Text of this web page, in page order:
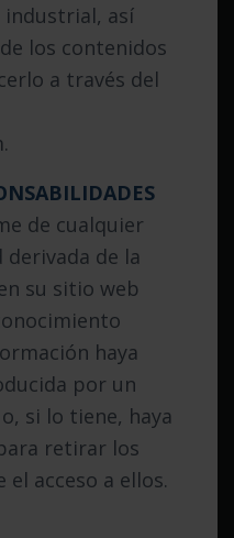
así
los contenidos
a través del
de cualquier
de la
su sitio web
haya
por un
si lo tiene, haya
retirar los
acceso a ellos.